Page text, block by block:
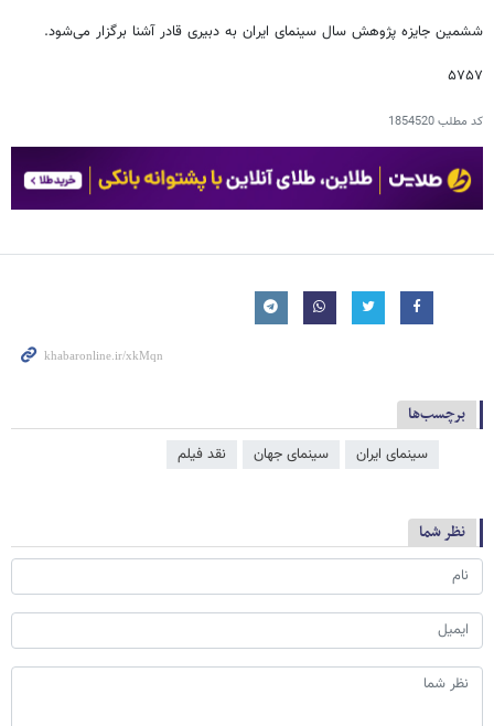
ششمین جایزه پژوهش سال سینمای ایران به دبیری قادر آشنا برگزار می‌شود.
۵۷۵۷
کد مطلب1854520
برچسب‌ها
سینمای ایران سینمای جهان نقد فیلم
نظر شما